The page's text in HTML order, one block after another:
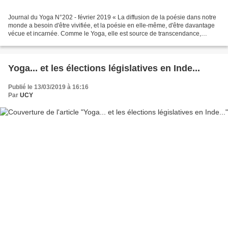
Journal du Yoga N°202 - février 2019 « La diffusion de la poésie dans notre
monde a besoin d'être vivifiée, et la poésie en elle-même, d'être davantage
vécue et incarnée. Comme le Yoga, elle est source de transcendance,
Yoga... et les élections législatives en Inde...
Publié le 13/03/2019 à 16:16
Par UCY